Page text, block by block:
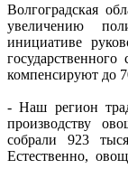
Волгоградская
увеличению
инициативе
компенсируют до
- Наш регион
производству
собрали 923
Естественно,